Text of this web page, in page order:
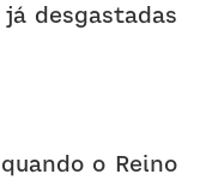
desgastadas
o Reino